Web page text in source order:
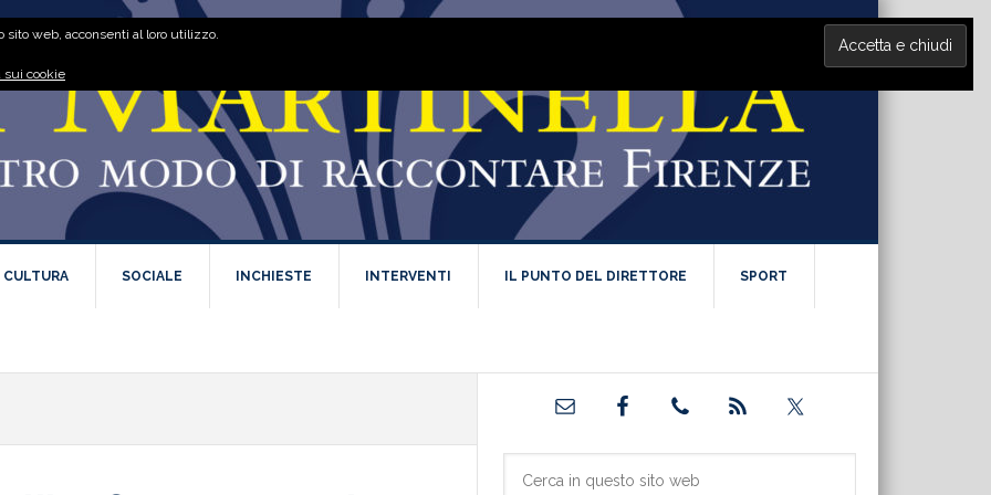
CULTURA SOCIALE INCHIESTE INTERVENTI IL PUNTO DEL DIRETTORE SPORT
Barra
primaria
web, acconsenti al loro utilizzo.
sui cookie